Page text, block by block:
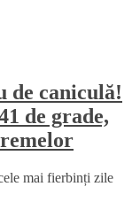
de caniculă!
de grade,
mai fierbinți zile